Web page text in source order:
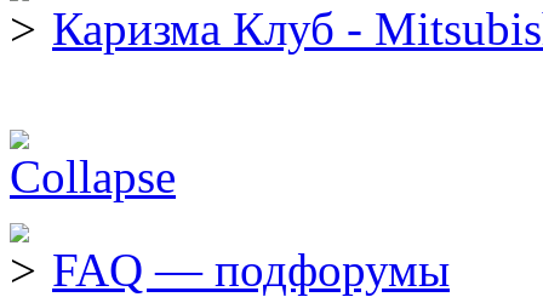
Каризма Клуб -
FAQ — подфорумы